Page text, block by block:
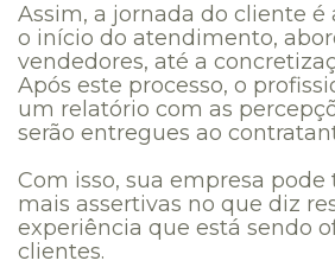
Assim, a jornada do cliente é
o início do atendimento,
vendedores, até a
Após este processo, o
um relatório com as
serão entregues ao
Com isso, sua empresa pode
mais assertivas no que diz
experiência que está sendo
clientes.